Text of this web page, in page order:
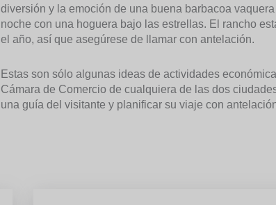
diversión y la emoción de una buena barbacoa
noche con una hoguera bajo las estrellas. El rancho
el año, así que asegúrese de llamar con antelación.
Estas son sólo algunas ideas de actividades
Cámara de Comercio de cualquiera de las dos
una guía del visitante y planificar su viaje con